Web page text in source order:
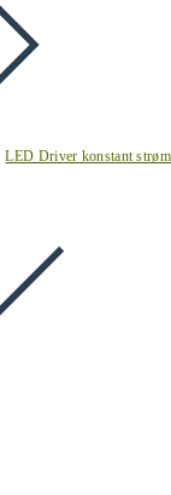
LED Driver konstant strøm